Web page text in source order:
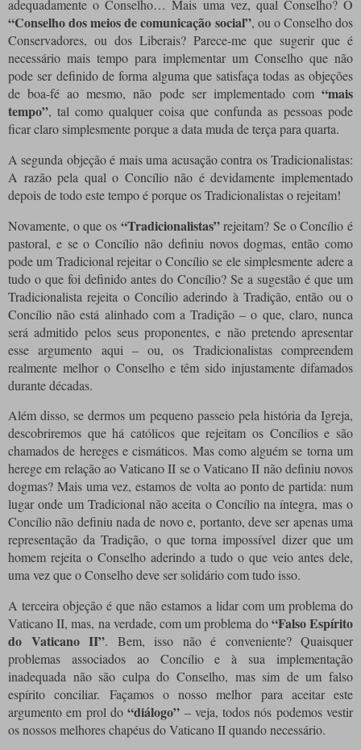
adequadamente o Conselho… Mais uma vez, qual Conselho? O
“Conselho dos meios de comunicação social”, ou o Conselho dos
Conservadores, ou dos Liberais? Parece-me que sugerir que é
necessário mais tempo para implementar um Conselho que não
pode ser definido de forma alguma que satisfaça todas as objeções
de boa-fé ao mesmo, não pode ser implementado com “mais
tempo”, tal como qualquer coisa que confunda as pessoas pode
ficar claro simplesmente porque a data muda de terça para quarta.
A segunda objeçãoé mais uma acusação contra os Tradicionalistas:
A razão pela qual o Concílio não é devidamente implementado
depois de todo este tempo é porque os Tradicionalistas o rejeitam!
Novamente, o que os “Tradicionalistas”rejeitam?Se o Concílio é
pastoral, e se o Concílio não definiu novos dogmas, então como
pode um Tradicional rejeitar o Concílio se ele simplesmente adere a
tudo o que foi definido antes do Concílio? Se a sugestão é que um
Tradicionalista rejeita o Concílio aderindo à Tradição, então ou o
Concílio não está alinhado com a Tradição – o que, claro, nunca
será admitido pelos seus proponentes, e não pretendo apresentar
esse argumento aqui – ou, os Tradicionalistas compreendem
realmente melhor o Conselho e têm sido injustamente difamados
durante décadas.
Além disso, se dermos um pequeno passeio pela história da Igreja,
descobriremos que há católicos que rejeitam os Concílios e são
chamados de hereges e cismáticos. Mas como alguém se torna um
herege em relação ao Vaticano II se o Vaticano II não definiu novos
dogmas? Mais uma vez, estamos de volta ao ponto de partida: num
lugar onde um Tradicional não aceita o Concílio na íntegra, mas o
Concílio não definiu nada de novo e, portanto, deve ser apenas uma
representação da Tradição, o que torna impossível dizer que um
homem rejeita o Conselho aderindo a tudo o que veio antes dele,
uma vez que o Conselho deve ser solidário com tudo isso.
A terceira objeção é que não estamos a lidar com um problema do
Vaticano II, mas, na verdade, com um problema do“Falso Espírito
do Vaticano II”. Bem, isso não é conveniente? Quaisquer
problemas associados ao Concílio e à sua implementação
inadequada não são culpa do Conselho, mas sim de um falso
espírito conciliar. Façamos o nosso melhor para aceitar este
argumento em prol do“diálogo” – veja, todos nós podemos vestir
os nossos melhores chapéus do Vaticano II quando necessário.